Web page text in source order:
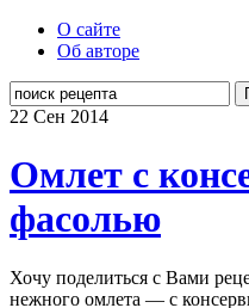
О сайте
Об авторе
22 Сен 2014
Омлет с
фасолью
Хочу поделиться с Вами
нежного омлета — с